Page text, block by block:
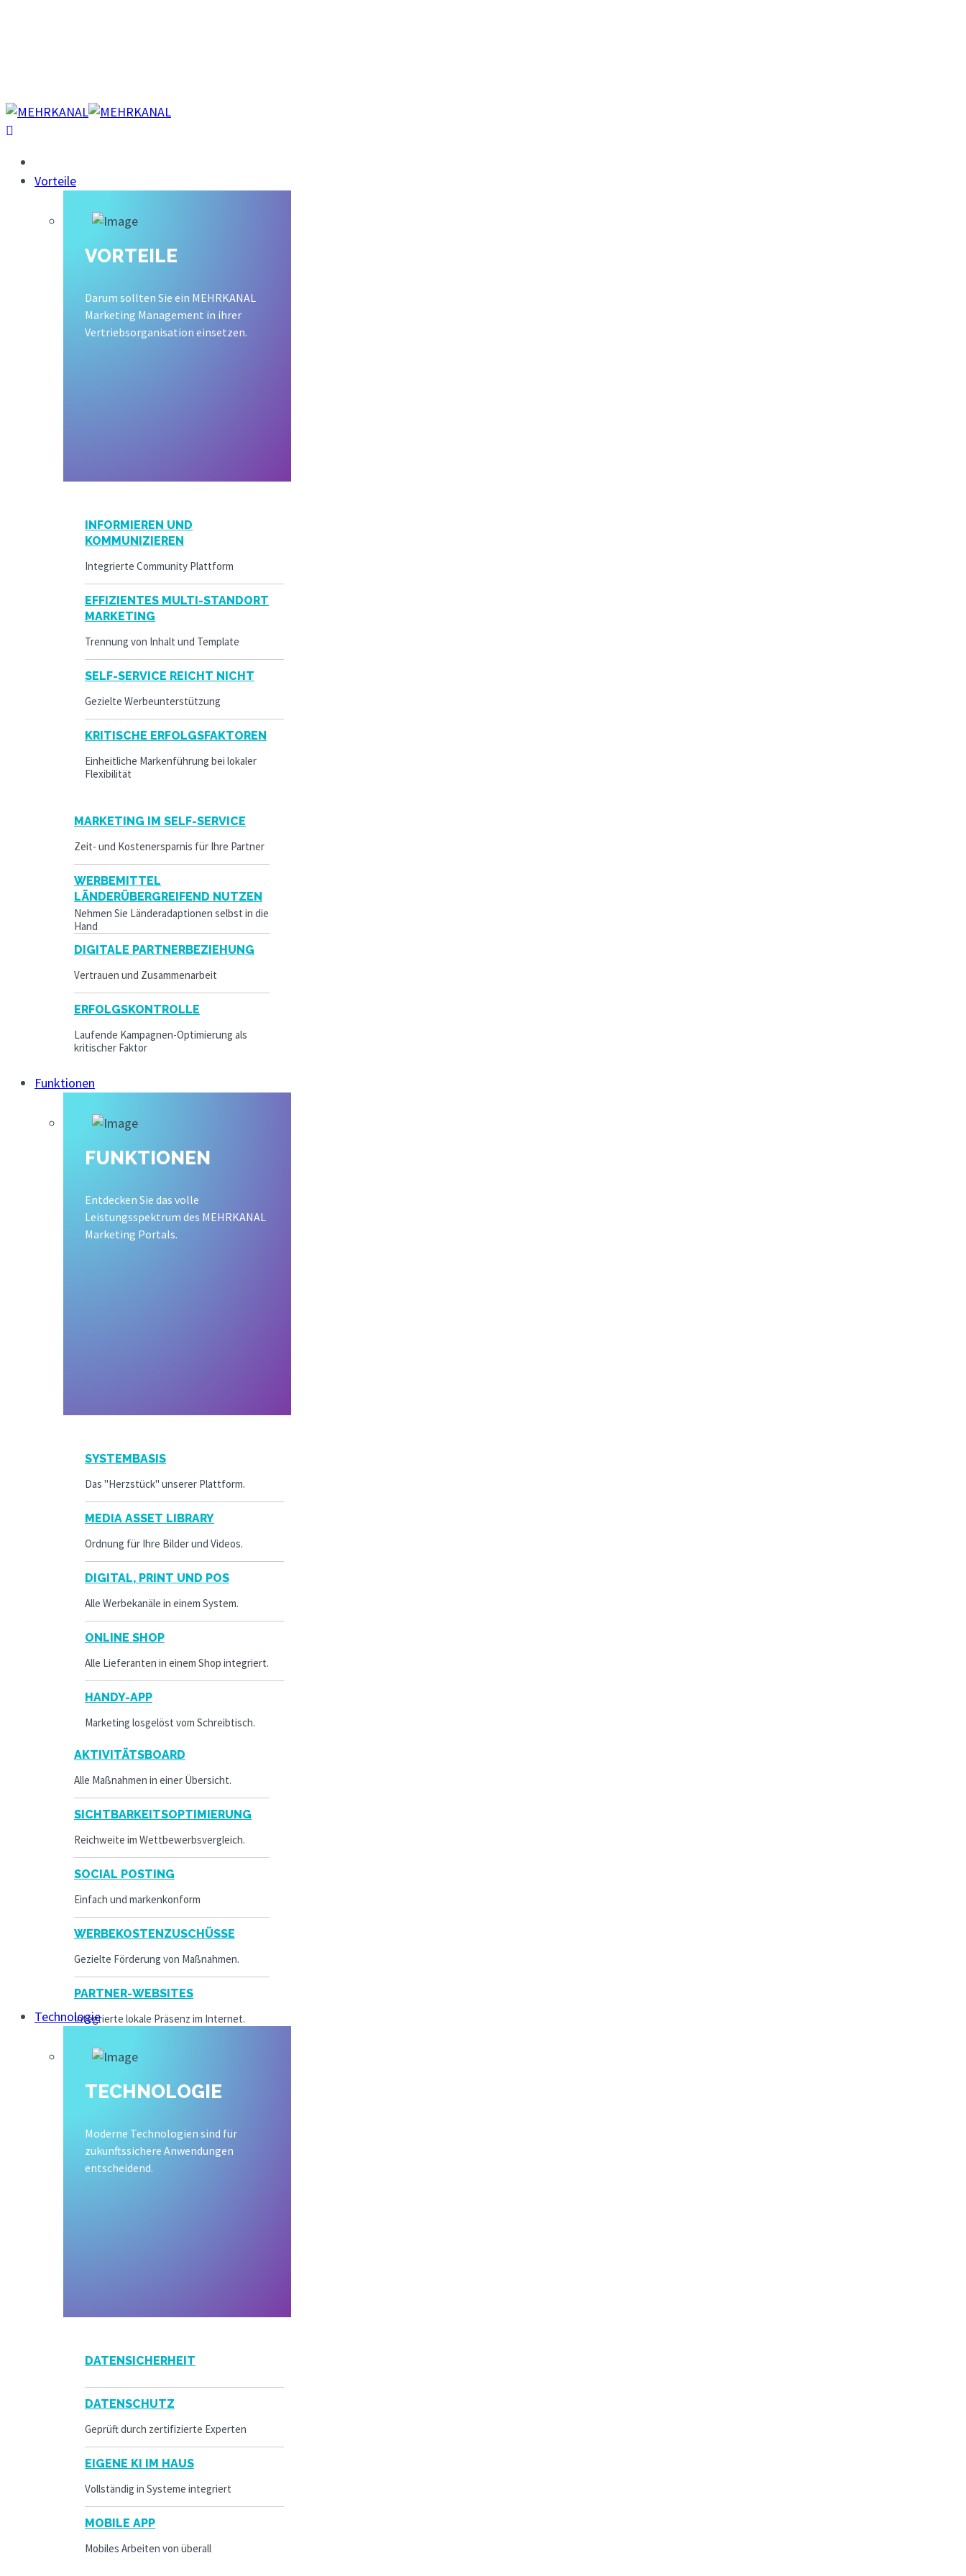
Vorteile
VORTEILE
Darum sollten Sie ein MEHRKANAL
Marketing Management in ihrer
Vertriebsorganisation einsetzen.
INFORMIEREN UND
KOMMUNIZIEREN
Integrierte Community Plattform
EFFIZIENTES MULTI-STANDORT
MARKETING
Trennung von Inhalt und Template
SELF-SERVICE REICHT NICHT
Gezielte Werbeunterstützung
KRITISCHE ERFOLGSFAKTOREN
Einheitliche Markenführung bei lokaler
Flexibilität
MARKETING IM SELF-SERVICE
Zeit- und Kostenersparnis für Ihre Partner
WERBEMITTEL
LÄNDERÜBERGREIFEND NUTZEN
Nehmen Sie Länderadaptionen selbst in die
Hand
DIGITALE PARTNERBEZIEHUNG
Vertrauen und Zusammenarbeit
ERFOLGSKONTROLLE
Laufende Kampagnen-Optimierung als
kritischer Faktor
Funktionen
FUNKTIONEN
Entdecken Sie das volle
Leistungsspektrum des MEHRKANAL
Marketing Portals.
SYSTEMBASIS
Das "Herzstück" unserer Plattform.
MEDIA ASSET LIBRARY
Ordnung für Ihre Bilder und Videos.
DIGITAL, PRINT UND POS
Alle Werbekanäle in einem System.
ONLINE SHOP
Alle Lieferanten in einem Shop integriert.
HANDY-APP
Marketing losgelöst vom Schreibtisch.
AKTIVITÄTSBOARD
Alle Maßnahmen in einer Übersicht.
SICHTBARKEITSOPTIMIERUNG
Reichweite im Wettbewerbsvergleich.
SOCIAL POSTING
Einfach und markenkonform
WERBEKOSTENZUSCHÜSSE
Gezielte Förderung von Maßnahmen.
PARTNER-WEBSITES
Integrierte lokale Präsenz im Internet.
Technologie
TECHNOLOGIE
Moderne Technologien sind für
zukunftssichere Anwendungen
entscheidend.
DATENSICHERHEIT
DATENSCHUTZ
Geprüft durch zertifizierte Experten
EIGENE KI IM HAUS
Vollständig in Systeme integriert
MOBILE APP
Mobiles Arbeiten von überall